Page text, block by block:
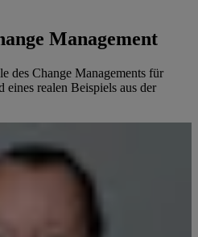
Management
des Change Managements für
realen Beispiels aus der